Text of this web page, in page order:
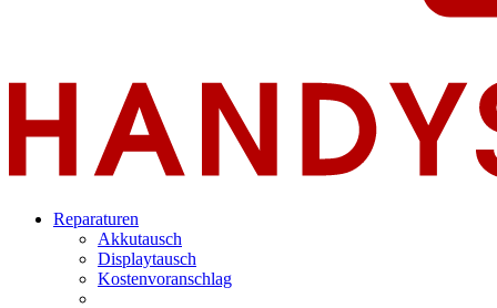
Reparaturen
Akkutausch
Displaytausch
Kostenvoranschlag